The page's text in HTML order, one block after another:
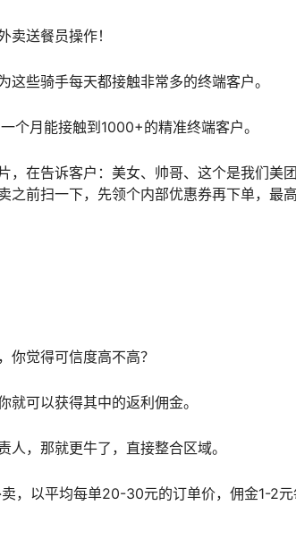
卖送餐员操作！
这些骑手每天都接触非常多的终端客户。
个月能接触到1000+的精准终端客户。
，在告诉客户：美女、帅哥、这个是我们美
之前扫一下，先领个内部优惠券再下单，最
你觉得可信度高不高？
就可以获得其中的返利佣金。
，那就更牛了，直接整合区域。
，以平均每单20-30元的订单价，佣金1-2